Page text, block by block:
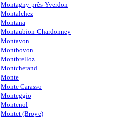
Montagny-près-Yverdon
Montalchez
Montana
Montaubion-Chardonney
Montavon
Montbovon
Montbrelloz
Montcherand
Monte
Monte Carasso
Monteggio
Montenol
Montet (Broye)